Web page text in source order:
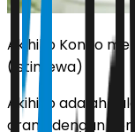
Akihiko Kondo
(Istimewa)
Akihiko adalah
orang dengan